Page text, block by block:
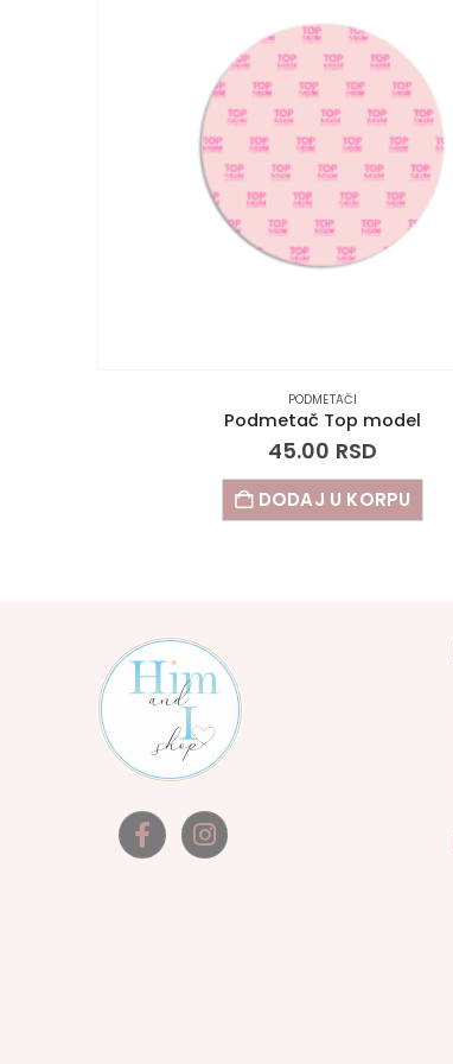
PODMETAČI
Podmetač Top model
45.00 RSD
DODAJ U KORPU